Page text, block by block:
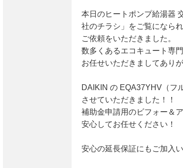
本日のヒートポンプ給湯器
社のチラシ」をご覧になら
ご依頼をいただきました。
数多くあるエコキュート専
お任せいただきましてあり
DAIKIN の EQA37YHV（フ
させていただきました！！
補助金申請用のビフォー＆
安心してお任せください！
安心の延長保証にもご加入